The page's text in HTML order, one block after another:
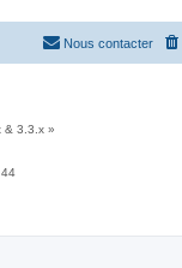
Nous contacter
& 3.3.x »